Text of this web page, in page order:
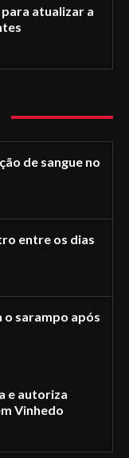
atualizar a
de sangue no
entre os dias
sarampo após
e autoriza
Vinhedo